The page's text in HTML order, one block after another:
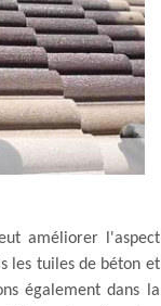
améliorer l'aspect
les tuiles de béton et
également dans la